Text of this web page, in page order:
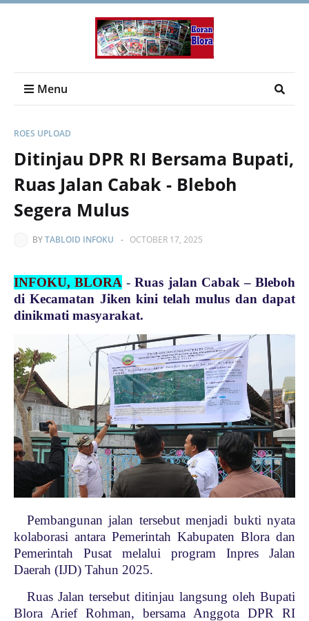
Menu
ROES UPLOAD
Ditinjau DPR RI Bersama Bupati,
Ruas Jalan Cabak - Bleboh
Segera Mulus
BYTABLOID INFOKU - OCTOBER 17, 2025
INFOKU, BLORA -Ruas jalan Cabak – Bleboh
di Kecamatan Jiken kini telah mulus dan dapat
dinikmati masyarakat.
Pembangunan jalan tersebut menjadi bukti nyata
kolaborasi antara Pemerintah Kabupaten Blora dan
Pemerintah Pusat melalui program Inpres Jalan
Daerah (IJD) Tahun 2025.
Ruas Jalan tersebut ditinjau langsung oleh Bupati
Blora Arief Rohman, bersama Anggota DPR RI